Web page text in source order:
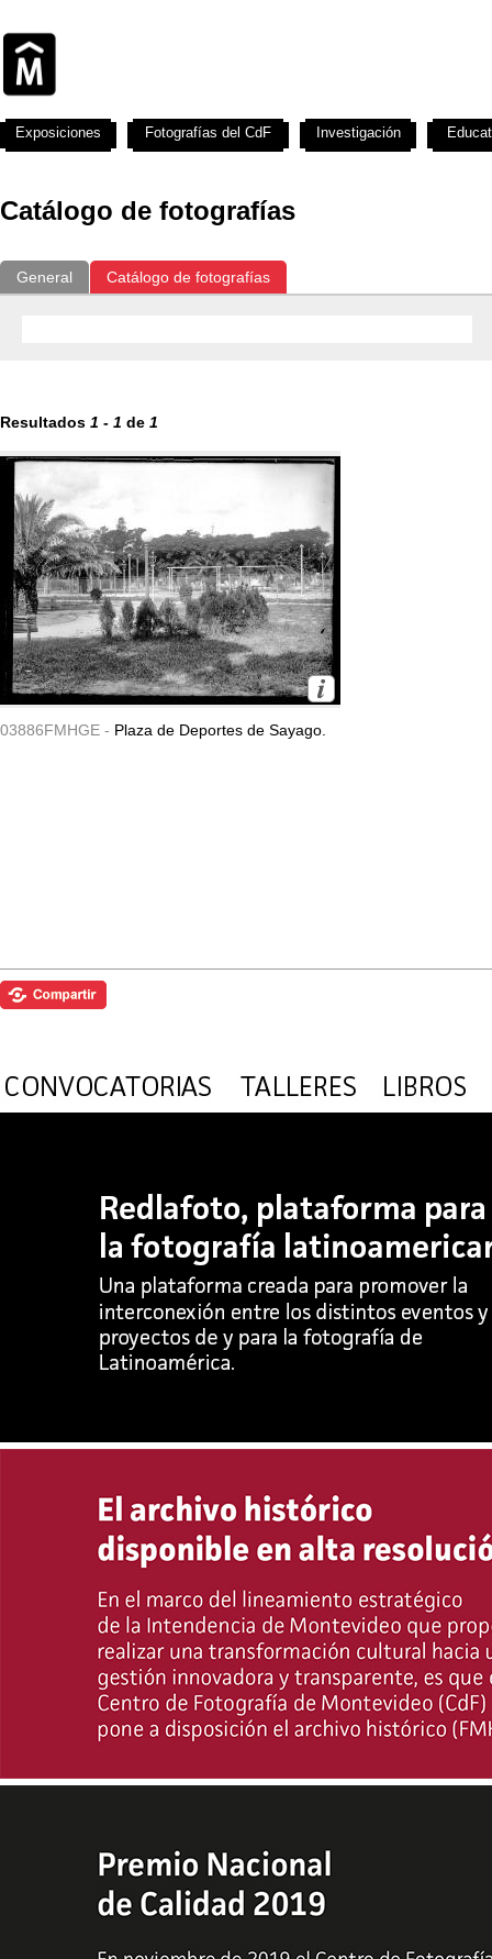
Catálogo de fotografías
General Catálogo de fotografías
Resultados 1 - 1 de 1
03886FMHGE - Plaza de Deportes de Sayago.
Exposiciones Fotografías del CdF Investigación